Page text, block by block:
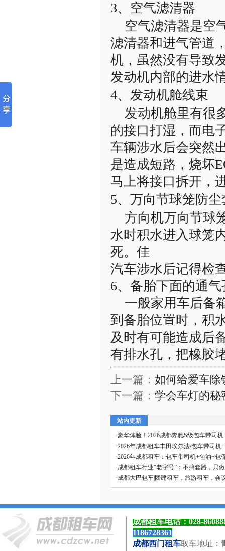
3、空气滤清器
空气滤清器是空
滤清器和进气管道
机，虽然没有导致
发动机内部的进水
4、发动机舱线束
发动机舱里有很
的接口打湿，而电
车辆涉水后会突然
是造成短路，烧坏
马上将接口拆开，
5、万向节球笼防尘
方向机万向节球
水时积水进入球笼
死。佳
汽车涉水后记得检
6、备胎下面的通气
一般家用车后备
到备胎位置时，积
及时有可能造成后
有排水孔，把橡胶
上一篇： 如何给爱车除
下一篇： 学会车灯的秘
站内更新
·豪华体验！2026成都奔驰S级包车带司
·2026年成都租车丰田埃尔法/包车带司机
·2026年成都租车：包车带司机+包油+包
·成都租车行业“老字号”：不搞套路，只
·成都大巴包车|团建租车，旅游租车，会
成都租车电话：028-
1186728361
成都西门租车取车地址